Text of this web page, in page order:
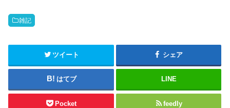
雑記
ツイート シェア
はてブ LINE
Pocket feedly